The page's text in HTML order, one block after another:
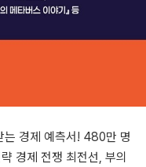
경제 예측서! 480만 명
의